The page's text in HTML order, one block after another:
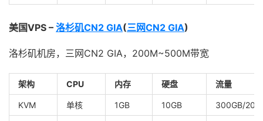
美国VPS – 洛杉矶CN2 GIA(三网CN2 GIA)
洛杉矶机房，三网CN2 GIA，200M~500M带宽
架构 CPU 内存 硬盘 流量
KVM 单核 1GB 10GB 300GB/